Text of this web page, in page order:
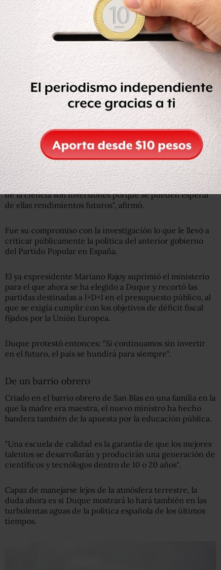
En 2017, cuando completaba su entrenamiento para
seguir siendo seleccionable en la base Aquarius de la
NASA, a 20 metros bajo el mar en las aguas de Florida,
Duque declaró: "Depende de la ESA, pero yo por mí voy".
El año antes se había encerrado durante 6 días con otros
astronautas en una cueva de Cerdeña para recrear cómo
sería una misión espeleológica en ambientes
extraterrestres hostiles a la vida.
En su actividad pública, Duque se ha mostrado siempre
como un firme defensor de la divulgación científica y la
inversión pública en investigación y ciencia.
"La educación primaria, la universitaria y la promoción
de la ciencia son inversiones porque se pueden esperar
de ellas rendimientos futuros", afirmó.
Fue su compromiso con la investigación lo que le llevó a
criticar públicamente la política del anterior gobierno
del Partido Popular en España.
El ya expresidente Mariano Rajoy suprimió el ministerio
para el que ahora se ha elegido a Duque y recortó las
partidas destinadas a I+D+I en el presupuesto público, al
que se exigía cumplir con los objetivos de déficit fiscal
fijados por la Unión Europea.
Duque protestó entonces: "Si continuamos sin invertir
en el futuro, el país se hundirá para siempre".
De un barrio obrero
Criado en el barrio obrero de San Blas en una familia en la
que la madre era maestra, el nuevo ministro ha hecho
bandera también de la apuesta por la educación pública.
"Una escuela de calidad es la garantía de que los mejores
talentos se desarrollarán y producirán una generación de
científicos y tecnólogos dentro de 10 o 20 años".
Capaz de manejarse lejos de la atmósfera terrestre, la
duda ahora es si Duque mostrará lo hará también en las
turbulentas aguas de la política española de los últimos
tiempos.